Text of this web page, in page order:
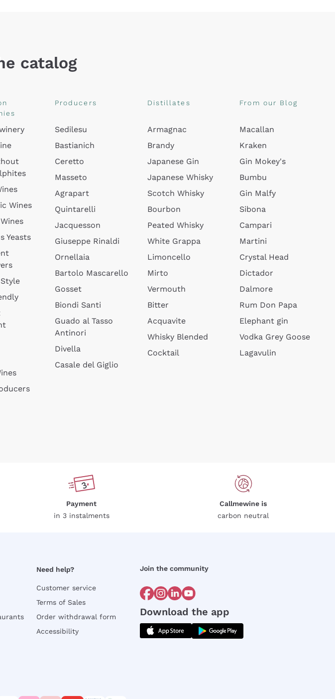
catalog
Wines
Yeasts
Producers
Sedilesu
Bastianich
Ceretto
Masseto
Agrapart
Quintarelli
Jacquesson
Giuseppe Rinaldi
Ornellaia
Bartolo Mascarello
Gosset
Biondi Santi
Guado al Tasso
Antinori
Divella
Casale del Giglio
Distillates
Armagnac
Brandy
Japanese Gin
Japanese Whisky
Scotch Whisky
Bourbon
Peated Whisky
White Grappa
Limoncello
Mirto
Vermouth
Bitter
Acquavite
Whisky Blended
Cocktail
From our Blog
Macallan
Kraken
Gin Mokey's
Bumbu
Gin Malfy
Sibona
Campari
Martini
Crystal Head
Dictador
Dalmore
Rum Don Papa
Elephant gin
Vodka Grey Goose
Lagavulin
Payment
in 3 instalments
Callmewine is
carbon neutral
Need help?
Customer service
Terms of Sales
Order withdrawal form
Accessibility
Join the community
Download the app